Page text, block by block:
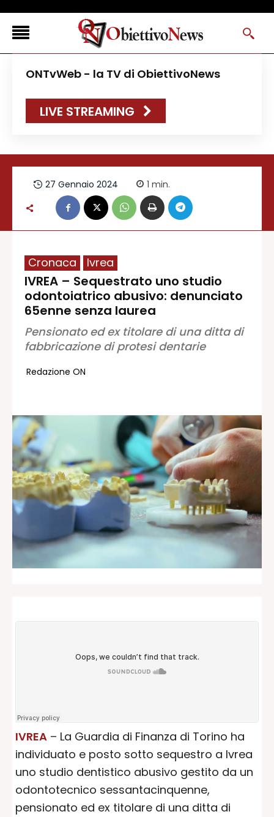
FLASH NEWS
NEWS DAL RESTO D’ITALIA
CANAVESELOCAL
PROMOREDAZIONALI
ONSTYLE MAGAZINE
Redazione
Contatti
Lavora con noi
Pubblicità
Autoregolamentazione per la
Privacy Policy
Condizioni di utilizzo
Normativa sul fact-checking
Normativa sulle correzioni
Normativa deontologica
ONTvWeb - la TV di ObiettivoNews
LIVE STREAMING
27 Gennaio 2024 1 min.
Cronaca Ivrea
IVREA – Sequestrato uno studio
odontoiatrico abusivo: denunciato
65enne senza laurea
Pensionato ed ex titolare di una ditta di
fabbricazione di protesi dentarie
Redazione ON
IVREA – La Guardia di Finanza di Torino ha
individuato e posto sotto sequestro a Ivrea
uno studio dentistico abusivo gestito da un
odontotecnico sessantacinquenne,
pensionato ed ex titolare di una ditta di